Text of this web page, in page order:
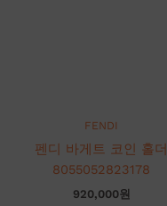
FENDI
펜디 바게트 코인 홀더
8055052823178
920,000원